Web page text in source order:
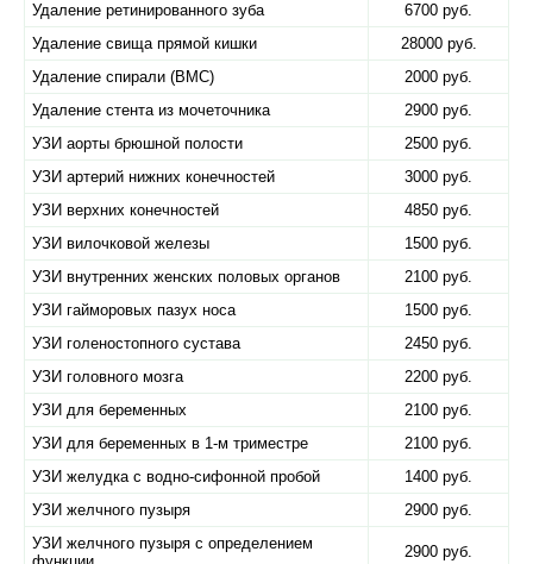
Удаление ретинированного зуба
6700 руб.
Удаление свища прямой кишки
28000 руб.
Удаление спирали (ВМС)
2000 руб.
Удаление стента из мочеточника
2900 руб.
УЗИ аорты брюшной полости
2500 руб.
УЗИ артерий нижних конечностей
3000 руб.
УЗИ верхних конечностей
4850 руб.
УЗИ вилочковой железы
1500 руб.
УЗИ внутренних женских половых органов
2100 руб.
УЗИ гайморовых пазух носа
1500 руб.
УЗИ голеностопного сустава
2450 руб.
УЗИ головного мозга
2200 руб.
УЗИ для беременных
2100 руб.
УЗИ для беременных в 1-м триместре
2100 руб.
УЗИ желудка с водно-сифонной пробой
1400 руб.
УЗИ желчного пузыря
2900 руб.
УЗИ желчного пузыря с определением
2900 руб.